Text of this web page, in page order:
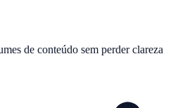
de conteúdo sem perder clareza